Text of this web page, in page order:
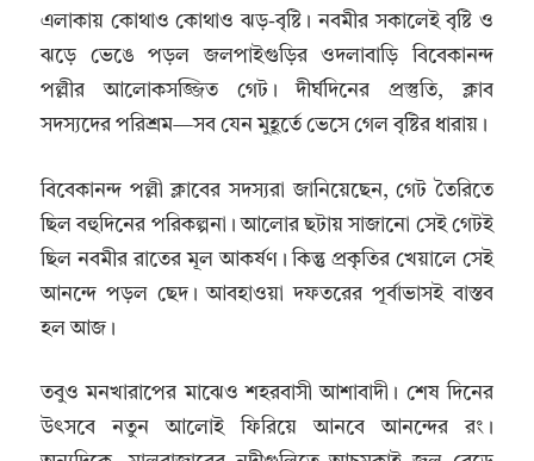
এলাকায় কোথাও কোথাও ঝড়-বৃষ্টি। নবমীর সকালেই বৃষ্টি ও
ঝড়ে ভেঙে পড়ল জলপাইগুড়ির ওদলাবাড়ি বিবেকানন্দ
পল্লীর আলোকসজ্জিত গেট। দীর্ঘদিনের প্রস্তুতি, ক্লাব
সদস্যদের পরিশ্রম—সব যেন মুহূর্তে ভেসে গেল বৃষ্টির ধারায়।
বিবেকানন্দ পল্লী ক্লাবের সদস্যরা জানিয়েছেন, গেট তৈরিতে
ছিল বহুদিনের পরিকল্পনা। আলোর ছটায় সাজানো সেই গেটই
ছিল নবমীর রাতের মূল আকর্ষণ। কিন্তু প্রকৃতির খেয়ালে সেই
আনন্দে পড়ল ছেদ। আবহাওয়া দফতরের পূর্বাভাসই বাস্তব
হল আজ।
তবুও মনখারাপের মাঝেও শহরবাসী আশাবাদী। শেষ দিনের
উৎসবে নতুন আলোই ফিরিয়ে আনবে আনন্দের রং।